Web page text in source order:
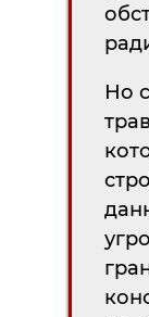
Но